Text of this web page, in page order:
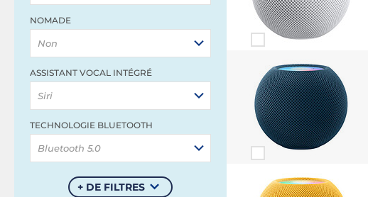
NOMADE
Non
ASSISTANT VOCAL INTÉGRÉ
Siri
TECHNOLOGIE BLUETOOTH
Bluetooth 5.0
+ DE FILTRES